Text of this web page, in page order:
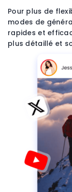
Pour plus de
modes de
rapides et
plus détaillé et